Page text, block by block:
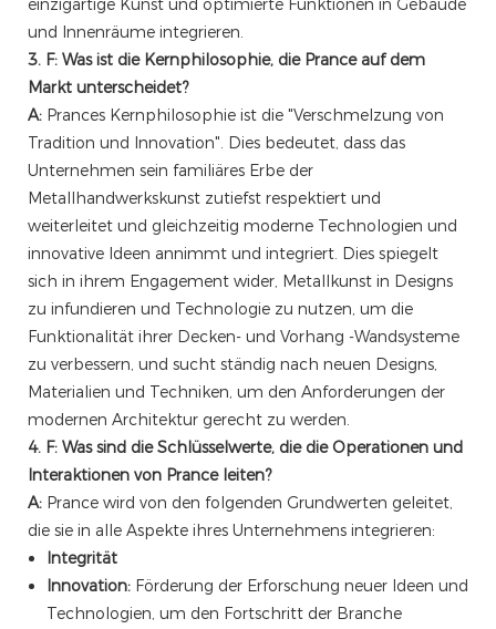
einzigartige Kunst und optimierte Funktionen in Gebäude
und Innenräume integrieren.
3. F: Was ist die Kernphilosophie, die Prance auf dem
Markt unterscheidet?
A: Prances Kernphilosophie ist die "Verschmelzung von
Tradition und Innovation". Dies bedeutet, dass das
Unternehmen sein familiäres Erbe der
Metallhandwerkskunst zutiefst respektiert und
weiterleitet und gleichzeitig moderne Technologien und
innovative Ideen annimmt und integriert. Dies spiegelt
sich in ihrem Engagement wider, Metallkunst in Designs
zu infundieren und Technologie zu nutzen, um die
Funktionalität ihrer Decken- und Vorhang -Wandsysteme
zu verbessern, und sucht ständig nach neuen Designs,
Materialien und Techniken, um den Anforderungen der
modernen Architektur gerecht zu werden.
4. F: Was sind die Schlüsselwerte, die die Operationen und
Interaktionen von Prance leiten?
A: Prance wird von den folgenden Grundwerten geleitet,
die sie in alle Aspekte ihres Unternehmens integrieren:
Integrität
Innovation: Förderung der Erforschung neuer Ideen und
Technologien, um den Fortschritt der Branche